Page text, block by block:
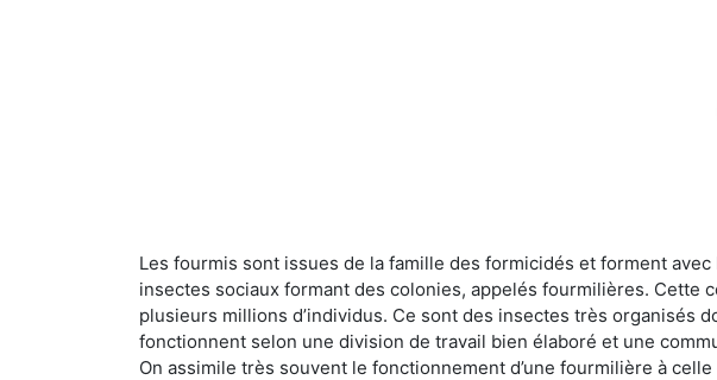
Les fourmis sont issues de la famille des formicidés et forment
insectes sociaux formant des colonies, appelés fourmilières. Cette
plusieurs millions d’individus. Ce sont des insectes très organisés
fonctionnent selon une division de travail bien élaboré et une
On assimile très souvent le fonctionnement d’une fourmilière à